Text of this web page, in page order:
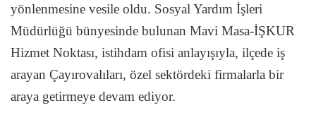
yönlenmesine vesile oldu. Sosyal Yardım İşleri
Müdürlüğü bünyesinde bulunan Mavi Masa-İŞKUR
Hizmet Noktası, istihdam ofisi anlayışıyla, ilçede iş
arayan Çayırovalıları, özel sektördeki firmalarla bir
araya getirmeye devam ediyor.